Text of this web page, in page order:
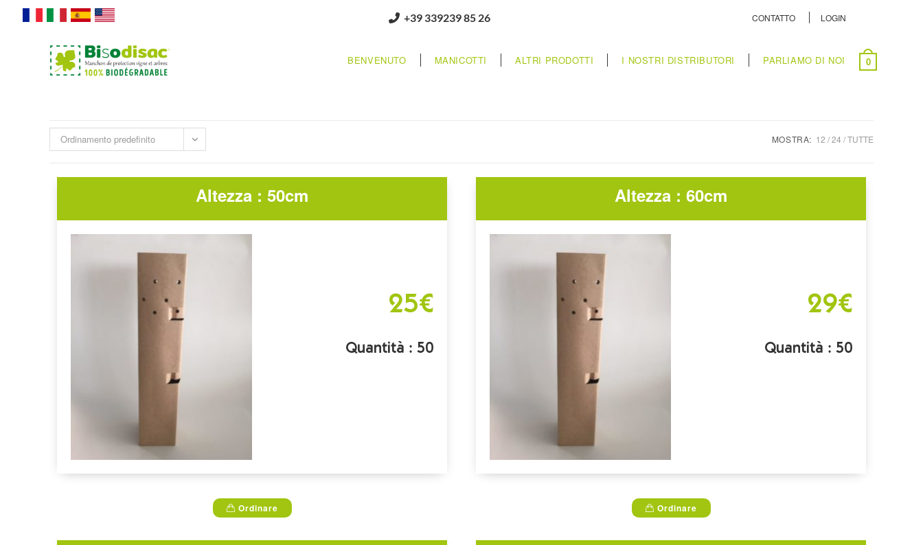
+39 339239 85 26 CONTATTO LOGIN
BENVENUTO MANICOTTI ALTRI PRODOTTI I NOSTRI DISTRIBUTORI PARLIAMO DI NOI 0
Ordinamento predefinito MOSTRA: 12 24 TUTTE
Altezza : 50cm
25€
Quantità : 50
Ordinare
Altezza : 60cm
29€
Quantità : 50
Ordinare